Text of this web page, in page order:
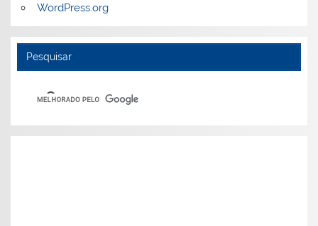
WordPress.org
Pesquisar